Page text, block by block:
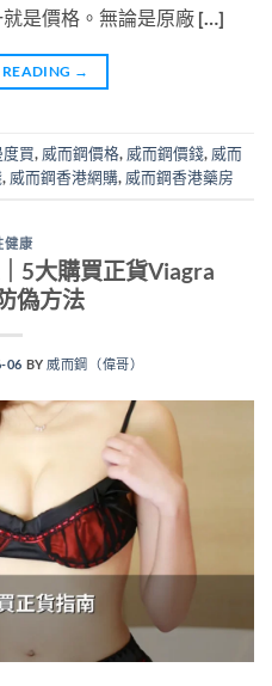
是價格。無論是原廠 […]
→
買, 威而鋼價格, 威而鋼價錢, 威而
, 威而鋼香港網購, 威而鋼香港藥房
健康
5大購買正貨Viagra
偽方法
06 BY 威而鋼（偉哥）